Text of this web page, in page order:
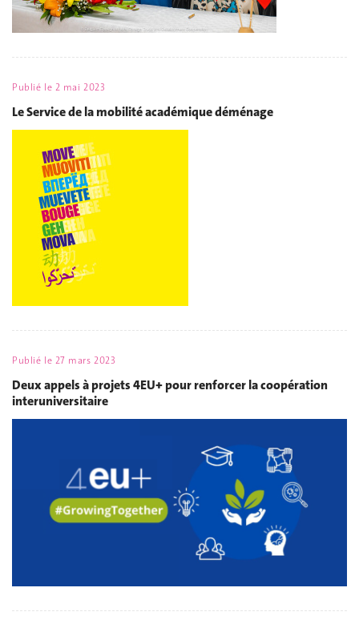
Publié le 2 mai 2023
Le Service de la mobilité académique déménage
Publié le 27 mars 2023
Deux appels à projets 4EU+ pour renforcer la coopération
interuniversitaire